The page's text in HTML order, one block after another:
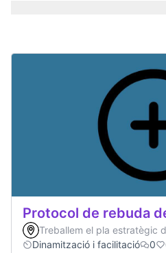
Protocol de rebuda
Treballem el pla estratègic
Dinamització i facilitació
0